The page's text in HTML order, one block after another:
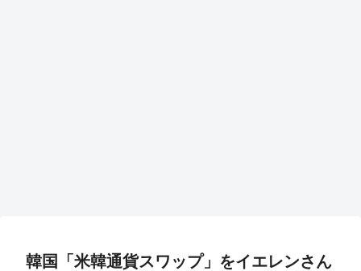
韓国「米韓通貨スワップ」をイエレンさん